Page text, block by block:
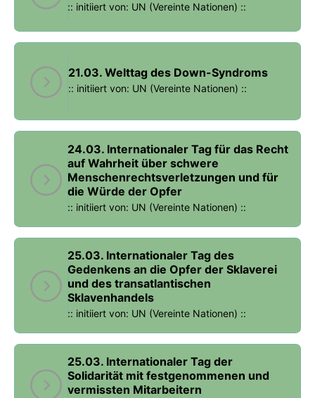
:: initiiert von: UN (Vereinte Nationen) ::
21.03. Welttag des Down-Syndroms
:: initiiert von: UN (Vereinte Nationen) ::
24.03. Internationaler Tag für das Recht
auf Wahrheit über schwere
Menschenrechtsverletzungen und für
die Würde der Opfer
:: initiiert von: UN (Vereinte Nationen) ::
25.03. Internationaler Tag des
Gedenkens an die Opfer der Sklaverei
und des transatlantischen
Sklavenhandels
:: initiiert von: UN (Vereinte Nationen) ::
25.03. Internationaler Tag der
Solidarität mit festgenommenen und
vermissten Mitarbeitern